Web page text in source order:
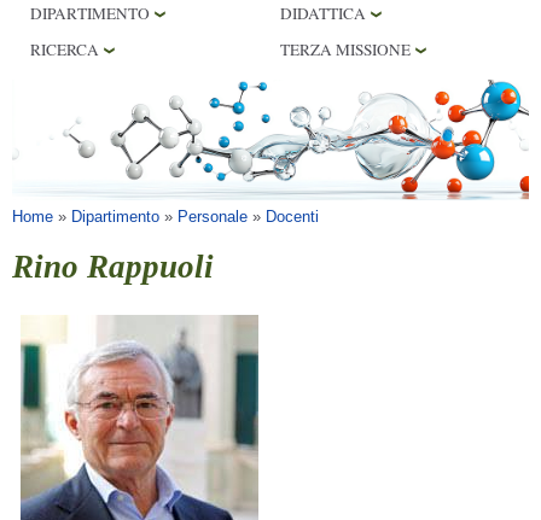
CENTRI DI RICERCA
BIBLIOTECHE
DIPARTIMENTO
DIDATTICA
RICERCA
TERZA MISSIONE
Tu sei qui
Home » Dipartimento » Personale » Docenti
Rino Rappuoli